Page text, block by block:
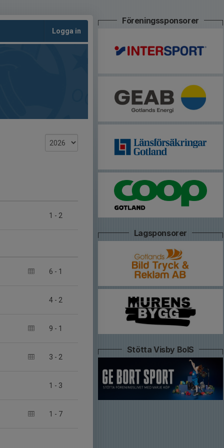
Logga in
1 - 2
6 - 1
4 - 2
9 - 1
3 - 2
1 - 3
1 - 7
Föreningssponsorer
Lagsponsorer
Stötta Visby BoIS